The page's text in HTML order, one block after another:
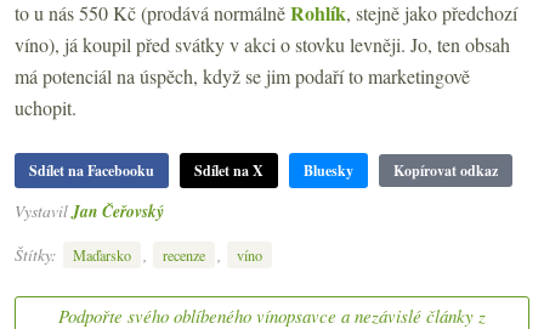
to u nás 550 Kč (prodává normálněRohlík, stejně jako předchozí
víno), já koupil před svátky v akci o stovku levněji. Jo, ten obsah
má potenciál na úspěch, když se jim podaří to marketingově
uchopit.
Sdílet na Facebooku Sdílet na X Bluesky Kopírovat odkaz
Vystavil Jan Čeřovský
Štítky:
Maďarsko , recenze , víno
Podpořte svého oblíbeného vínopsavce a nezávislé články z